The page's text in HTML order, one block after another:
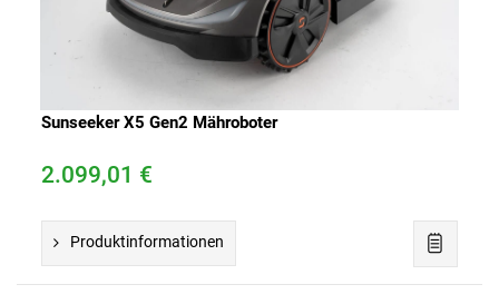
Sunseeker X5 Gen2 Mähroboter
2.099,01 €
Produktinformationen